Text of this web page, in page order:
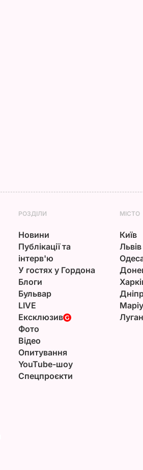
РОЗДІЛИ
Новини
Публікації та
інтерв'ю
У гостях у Гордона
Блоги
Бульвар
LIVE
Ексклюзив
Фото
Відео
Опитування
YouTube-шоу
Спецпроєкти
МІСТО
Київ
Львів